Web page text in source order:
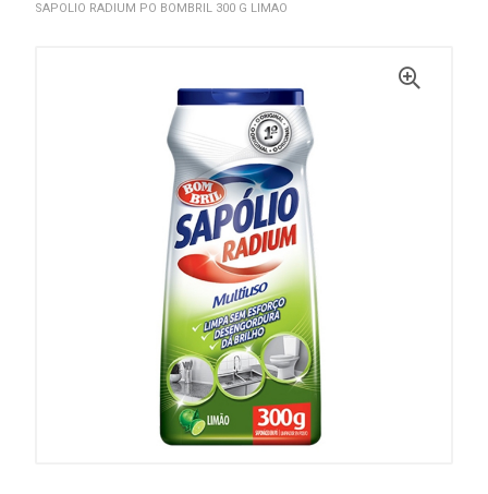
SAPOLIO RADIUM PO BOMBRIL 300 G LIMAO